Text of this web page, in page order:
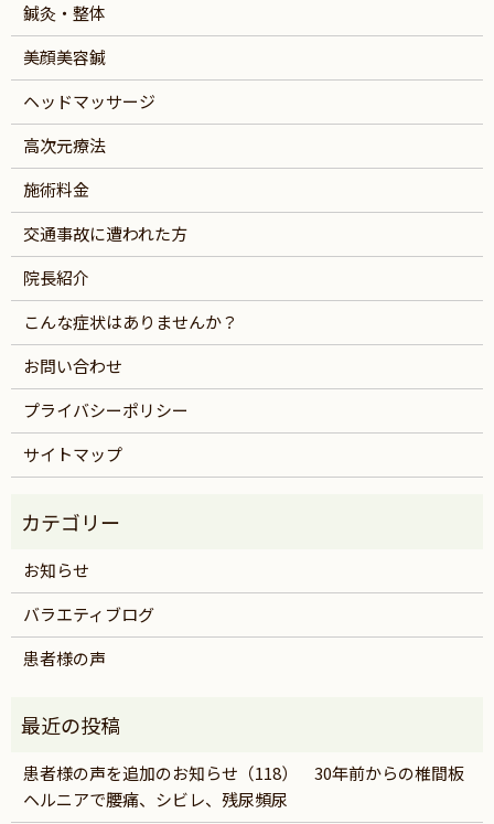
鍼灸・整体
美顔美容鍼
ヘッドマッサージ
高次元療法
施術料金
交通事故に遭われた方
院長紹介
こんな症状はありませんか？
お問い合わせ
プライバシーポリシー
サイトマップ
お知らせ
バラエティブログ
患者様の声
患者様の声を追加のお知らせ（118） 30年前からの椎間板
ヘルニアで腰痛、シビレ、残尿頻尿